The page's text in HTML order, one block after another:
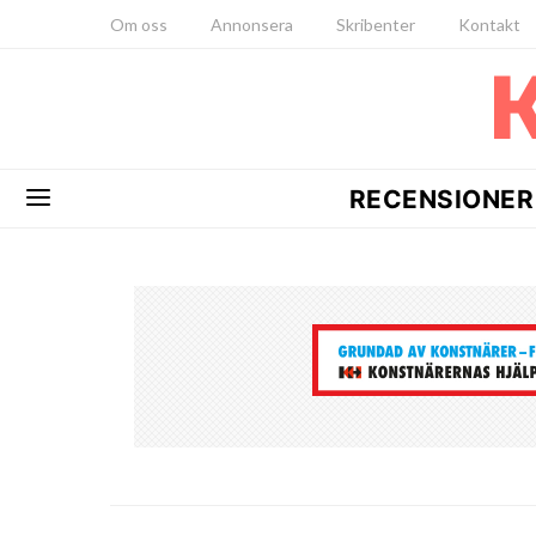
Om oss Annonsera Skribenter Kontakt
RECENSIONER